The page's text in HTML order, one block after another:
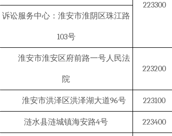
223300
诉讼服务中心：淮安市淮阴区珠江路
103号
淮安市淮安区府前路一号人民法
院
223200
淮安市洪泽区洪泽湖大道96号 223100
涟水县涟城镇海安路4号 223400